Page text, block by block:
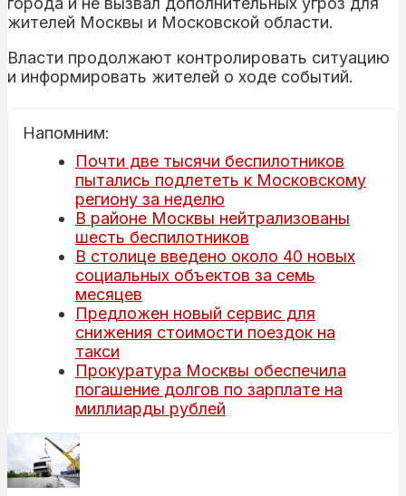
жителей Москвы и Московской области.
Власти продолжают контролировать ситуацию
и информировать жителей о ходе событий.
Напомним:
Почти две тысячи беспилотников
пытались подлететь к Московскому
региону за неделю
В районе Москвы нейтрализованы
шесть беспилотников
В столице введено около 40 новых
социальных объектов за семь
месяцев
Предложен новый сервис для
снижения стоимости поездок на
такси
Прокуратура Москвы обеспечила
погашение долгов по зарплате на
миллиарды рублей